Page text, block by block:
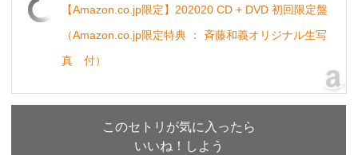
【Amazon.co.jp限定】202020 CD + DVD 初回限定盤
（Amazon.co.jp限定特典 ： 斉藤和義オリジナル生写
真 付）
このセトリが気に入ったら
いいね！しよう